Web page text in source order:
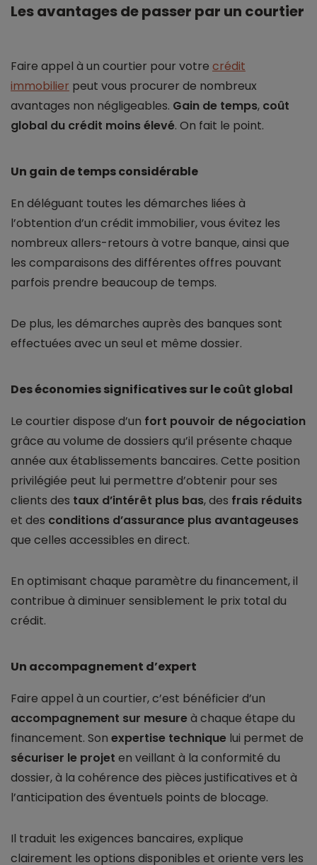
Les avantages de passer par un courtier
Faire appel à un courtier pour votre crédit
immobilier peut vous procurer de nombreux
avantages non négligeables. Gain de temps, coût
global du crédit moins élevé. On fait le point.
Un gain de temps considérable
En déléguant toutes les démarches liées à
l’obtention d’un crédit immobilier, vous évitez les
nombreux allers-retours à votre banque, ainsi que
les comparaisons des différentes offres pouvant
parfois prendre beaucoup de temps.
De plus, les démarches auprès des banques sont
effectuées avec un seul et même dossier.
Des économies significatives sur le coût global
Le courtier dispose d’un fort pouvoir de négociation
grâce au volume de dossiers qu’il présente chaque
année aux établissements bancaires. Cette position
privilégiée peut lui permettre d’obtenir pour ses
clients des taux d’intérêt plus bas, des frais réduits
et des conditions d’assurance plus avantageuses
que celles accessibles en direct.
En optimisant chaque paramètre du financement, il
contribue à diminuer sensiblement le prix total du
crédit.
Un accompagnement d’expert
Faire appel à un courtier, c’est bénéficier d’un
accompagnement sur mesureà chaque étape du
financement. Son expertise technique lui permet de
sécuriser le projet en veillant à la conformité du
dossier, à la cohérence des pièces justificatives et à
l’anticipation des éventuels points de blocage.
Il traduit les exigences bancaires, explique
clairement les options disponibles et oriente vers les